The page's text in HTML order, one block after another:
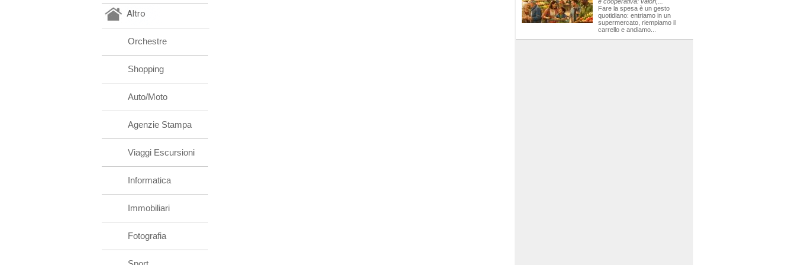
Altro
Orchestre
Shopping
Auto/Moto
Agenzie Stampa
Viaggi Escursioni
Informatica
Immobiliari
Fotografia
Fare la spesa è un gesto
quotidiano: entriamo in un
supermercato, riempiamo il
carrello e andiamo...